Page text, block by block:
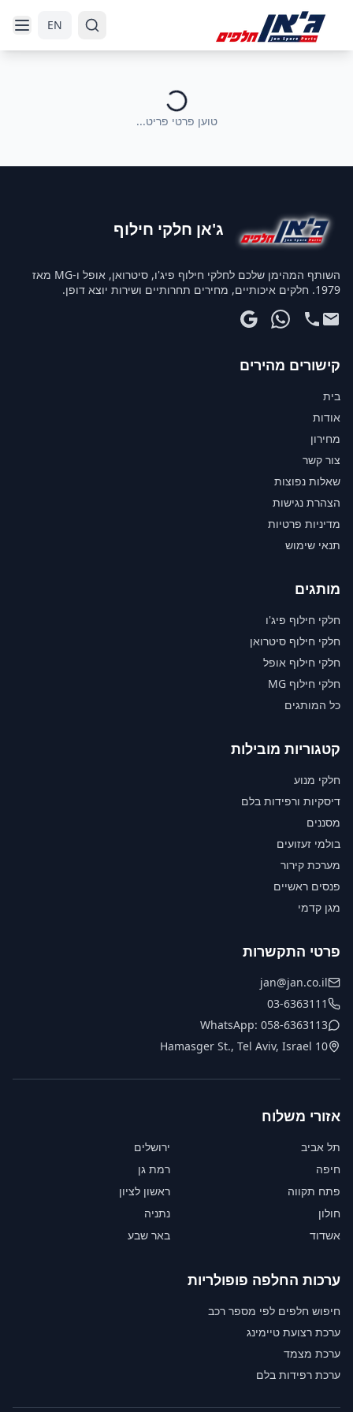
EN
טוען פרטי פריט...
ג'אן חלקי חילוף
השותף המהימן שלכם לחלקי חילוף פיג'ו, סיטרואן, אופל ו-MG מאז
1979. חלקים איכותיים, מחירים תחרותיים ושירות יוצא דופן.
קישורים מהירים
בית
אודות
מחירון
צור קשר
שאלות נפוצות
הצהרת נגישות
מדיניות פרטיות
תנאי שימוש
מותגים
חלקי חילוף פיג'ו
חלקי חילוף סיטרואן
חלקי חילוף אופל
חלקי חילוף MG
כל המותגים
קטגוריות מובילות
חלקי מנוע
דיסקיות ורפידות בלם
מסננים
בולמי זעזועים
מערכת קירור
פנסים ראשיים
מגן קדמי
פרטי התקשרות
jan@jan.co.il
03-6363111
WhatsApp: 058-6363113
10 Hamasger St., Tel Aviv, Israel
אזורי משלוח
תל אביב
ירושלים
חיפה
רמת גן
פתח תקווה
ראשון לציון
חולון
נתניה
אשדוד
באר שבע
ערכות החלפה פופולריות
חיפוש חלפים לפי מספר רכב
ערכת רצועת טיימינג
ערכת מצמד
ערכת רפידות בלם